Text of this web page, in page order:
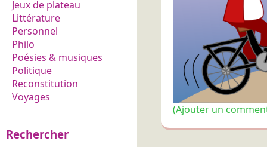
Jeux de plateau
Littérature
Personnel
Philo
Poésies & musiques
Politique
Reconstitution
Voyages
Rechercher
(Ajouter un